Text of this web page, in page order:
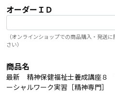
オーダーＩＤ
（オンラインショップでの商品購入・発送
さい）
商品名
最新 精神保健福祉士養成講座８
ーシャルワーク実習［精神専門］